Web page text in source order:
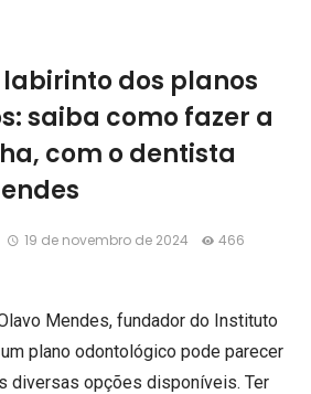
dos planos
saiba como fazer a
com o dentista
19 de novembro de 2024
466
Mendes, fundador do Instituto
plano odontológico pode parecer
diversas opções disponíveis. Ter